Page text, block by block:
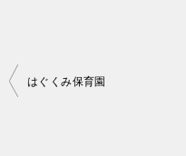
投
はぐくみ保育園